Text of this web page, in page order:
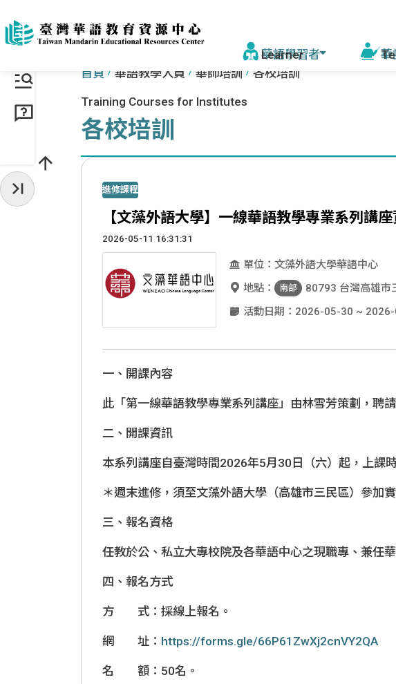
跳到主要內容區塊
華語學習者
獎學金
為什麼選臺灣
認識正體字
華
赴外
國內
首頁 華語教學人員 華師培訓 各校培訓
Training Courses for Institutes
各校培訓
進修課程
【文藻外語大學】一線華語教學專業系列講
2026-05-11 16:31:31
單位：文藻外語大學華語中心
地點：
南部
80793 台灣高雄市
活動日期：2026-05-30 ~
一、開課內容
此「第一線華語教學專業系列講座」由林雪芳策劃，聘
二、開課資訊
本系列講座自臺灣時間2026年5月30日（六）起，上課
＊週末進修，須至文藻外語大學（高雄市三民區）參加實
三、報名資格
任教於公、私立大專校院及各華語中心之現職專、兼任
四、報名方式
方 式：採線上報名。
網 址： https://forms.gle/66P61ZwXj2cnVY2QA
名 額：50名。
收起常用服務